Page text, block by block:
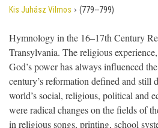
Kis Juhász Vilmos › (779--799)
Hymnology in the 16–17th Century
Transylvania. The religious
God’s power has always influenced
century’s reformation defined and still
world’s social, religious, political and
were radical changes on the fields of
in religious songs, printing, school